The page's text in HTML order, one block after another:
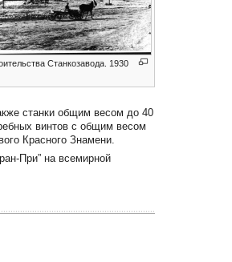
Станкозавода. 1930
станки общим весом до 40
винтов с общим весом
Красного Знамени.
При” на всемирной